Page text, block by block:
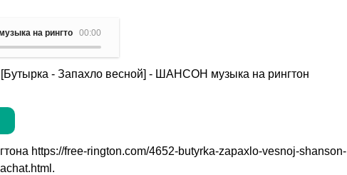
00:00
на рингтон - (Бутырка - Запахло весной)
- Запахло весной] - ШАНСОН музыка на рингтон
https://free-rington.com/4652-butyrka-zapaxlo-vesnoj-shanson-
.